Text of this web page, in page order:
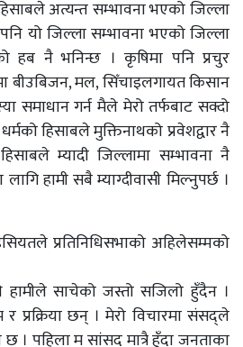
अत्यन्त सम्भावना भएको जिल्ला
पनि यो जिल्ला सम्भावना भएको जिल्ला
हब नै भनिन्छ । कृषिमा पनि प्रचुर
बीउबिजन, मल, सिँचाइलगायत किसान
समाधान गर्न मैले मेरो तर्फबाट सक्दो
हिसाबले मुक्तिनाथको प्रवेशद्वार नै
म्यादी जिल्लामा सम्भावना नै
हामी सबै म्याग्दीवासी मिल्नुपर्छ ।
प्रतिनिधिसभाको अहिलेसम्मको
हामीले साचेको जस्तो सजिलो हुँदैन ।
प्रक्रिया छन् । मेरो विचारमा संसद्ले
छ । पहिला म सांसद मात्रै हुँदा जनताका